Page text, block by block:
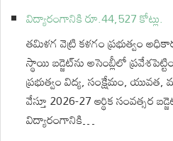
విద్యారంగానికి రూ.44,527 కోట్లు.
తమిళగ వెట్రి కళగం ప్రభుత్వం
స్థాయి బడ్జెట్‌ను అసెంబ్లీలో
ప్రభుత్వం విద్య, సంక్షేమం,
వేస్తూ 2026-27 ఆర్థిక సంవత్సర
విద్యారంగానికి…